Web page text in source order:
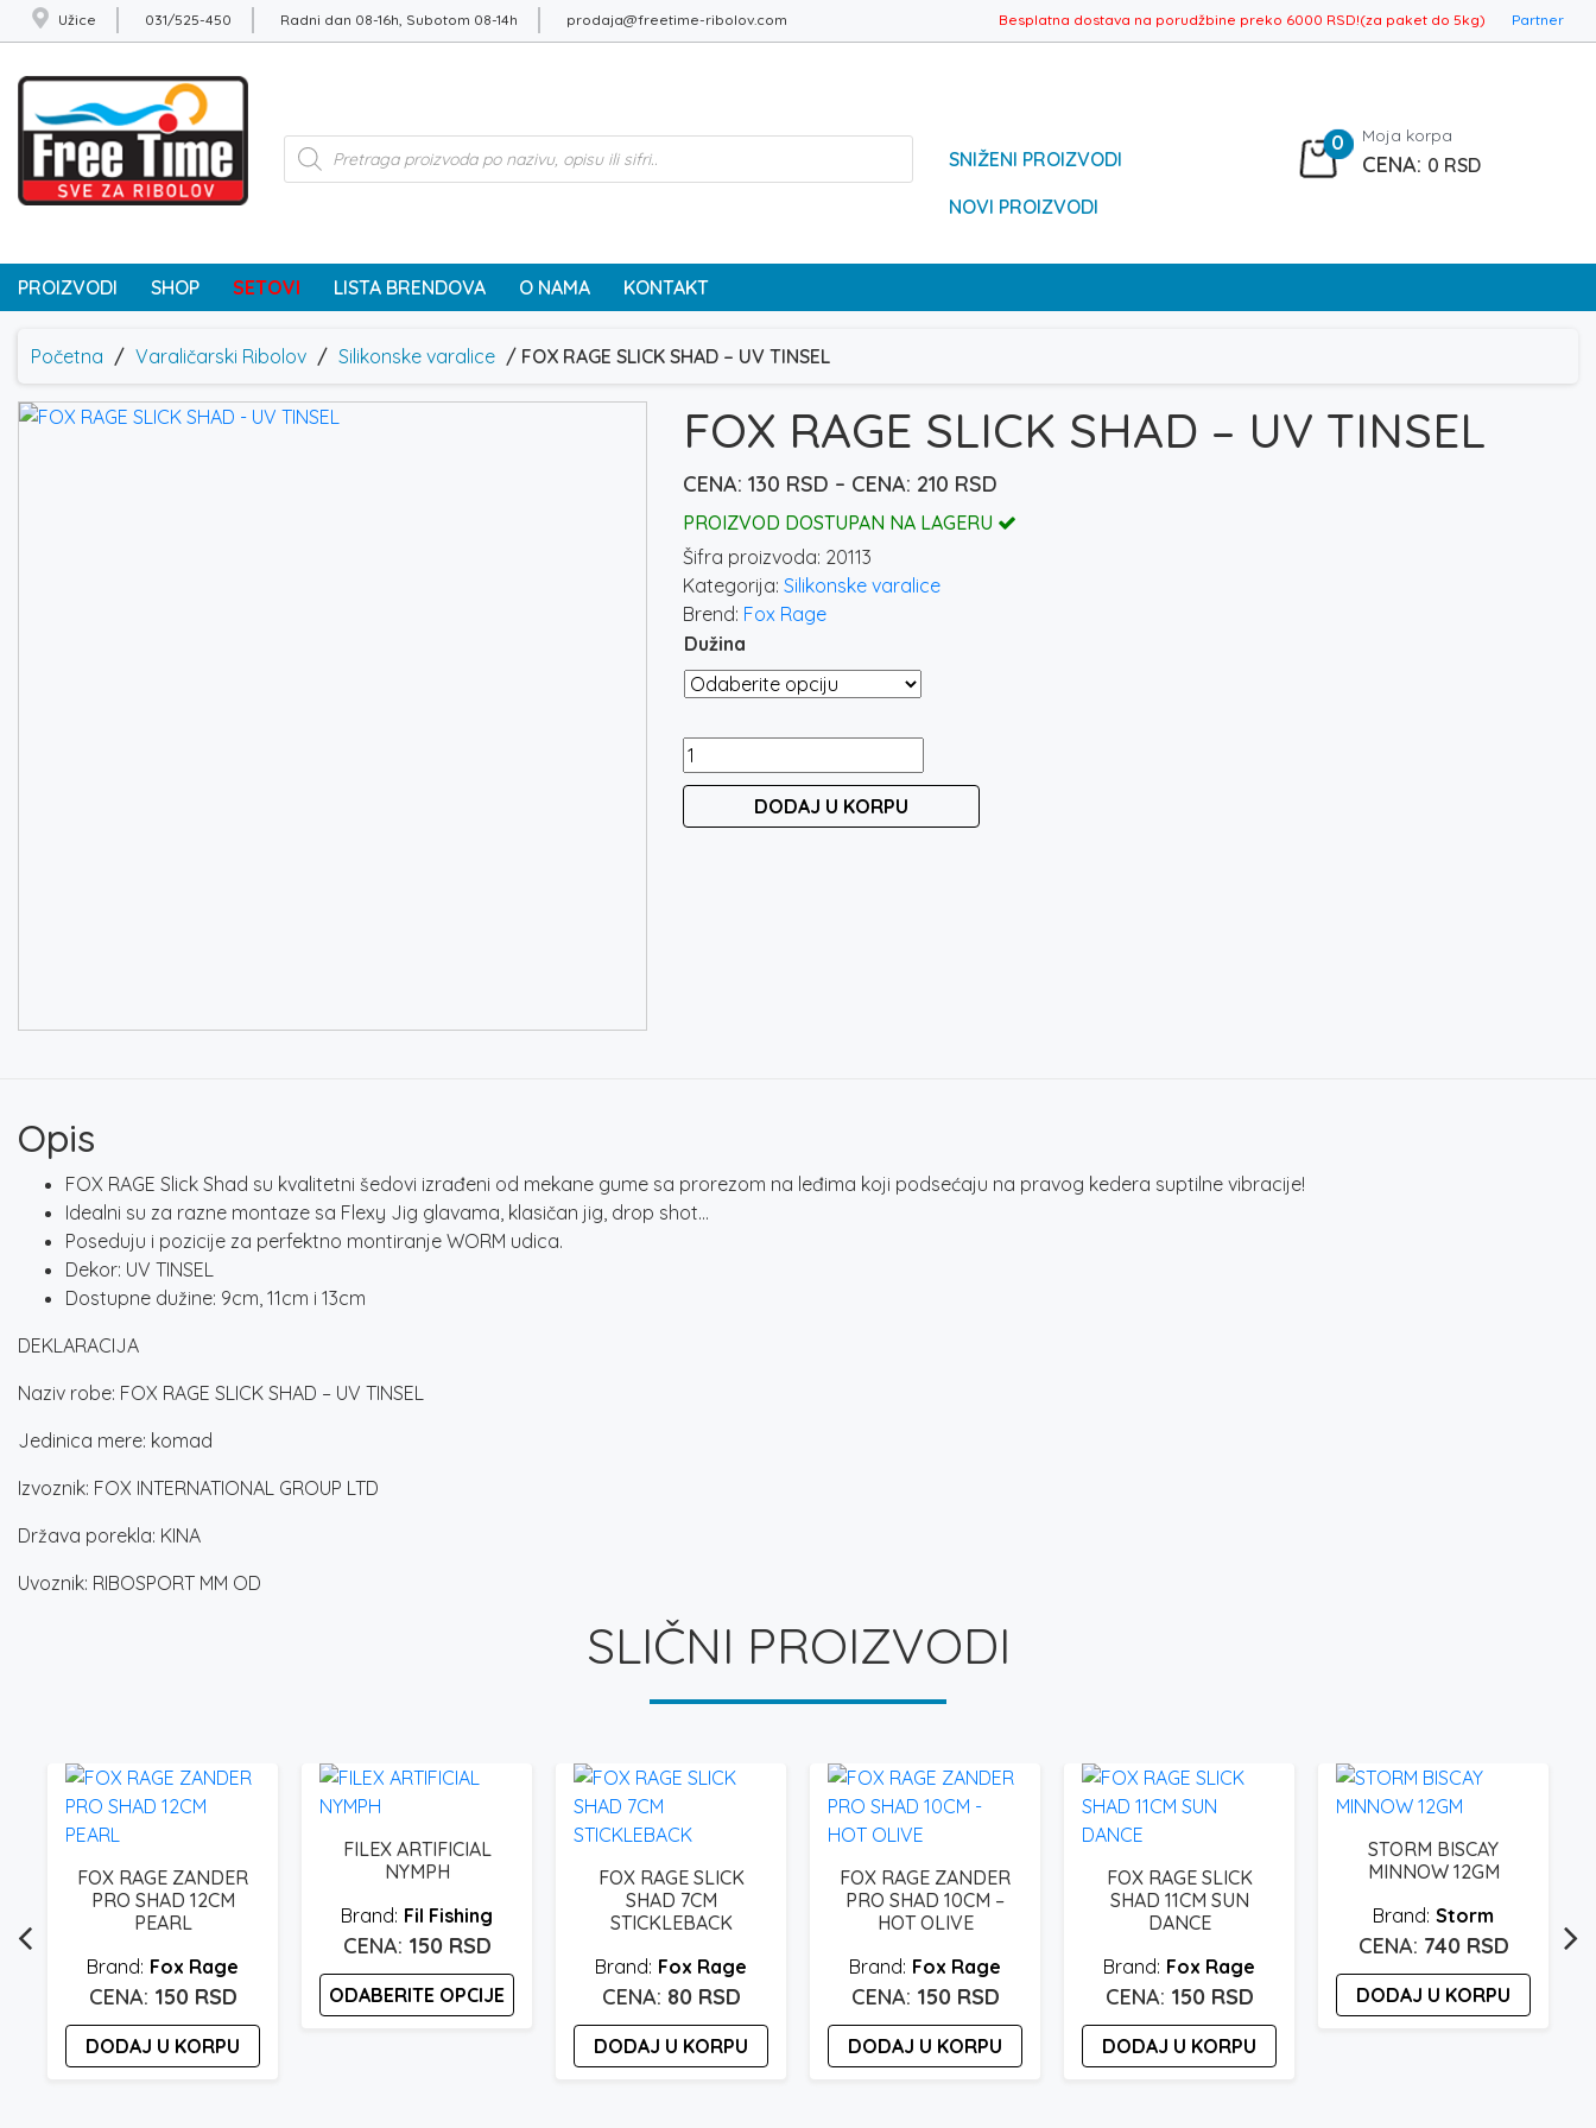
Užice 031/525-450 Radni dan 08-16h, Subotom 08-14h prodaja@freetime-ribolov.com Besplatna dostava na porudžbine preko 6000 RSD!(za paket do 5kg) Partner
Products
search
SNIŽENI PROIZVODI
NOVI PROIZVODI
0 Moja korpa
0 RSD
PROIZVODI SHOP SETOVI LISTA BRENDOVA O NAMA KONTAKT
Početna / Varaličarski Ribolov / Silikonske varalice / FOX RAGE SLICK SHAD – UV TINSEL
FOX RAGE SLICK SHAD – UV TINSEL
130 RSD – 210 RSD
cena:
PROIZVOD DOSTUPAN NA LAGERU
Šifra proizvoda: 20113
Kategorija: Silikonske varalice
Brend: Fox Rage
Dužina
FOX
RAGE
SHAD
DODAJ U KORPU
Opis
FOX RAGE Slick Shad su kvalitetni šedovi izrađeni od mekane gume sa prorezom na leđima koji podsećaju na pravog kedera suptilne vibracije!
Idealni su za razne montaze sa Flexy Jig glavama, klasičan jig, drop shot…
Poseduju i pozicije za perfektno montiranje WORM udica.
Dekor: UV TINSEL
Dostupne dužine: 9cm, 11cm i 13cm
DEKLARACIJA
Naziv robe: FOX RAGE SLICK SHAD – UV TINSEL
Jedinica mere: komad
Izvoznik: FOX INTERNATIONAL GROUP LTD
Država porekla: KINA
Uvoznik: RIBOSPORT MM OD
SLIČNI PROIZVODI
FOX RAGE ZANDER
PRO SHAD 12CM
PEARL
Fox Rage
150 RSD
DODAJ U KORPU
FILEX ARTIFICIAL
NYMPH
Fil Fishing
150 RSD
ODABERITE OPCIJE
FOX RAGE SLICK
SHAD 7CM
STICKLEBACK
Fox Rage
80 RSD
DODAJ U KORPU
FOX RAGE ZANDER
PRO SHAD 10CM –
HOT OLIVE
Fox Rage
150 RSD
DODAJ U KORPU
FOX RAGE SLICK
SHAD 11CM SUN
DANCE
Fox Rage
150 RSD
DODAJ U KORPU
STORM BISCAY
MINNOW 12GM
Storm
740 RSD
DODAJ U KORPU